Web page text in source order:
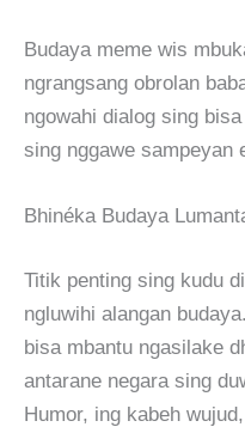
Budaya meme wis
ngrangsang obrolan
ngowahi dialog sing
sing nggawe sampeyan
Bhinéka Budaya
Titik penting sing kudu
ngluwihi alangan
bisa mbantu ngasilake
antarane negara sing
Humor, ing kabeh